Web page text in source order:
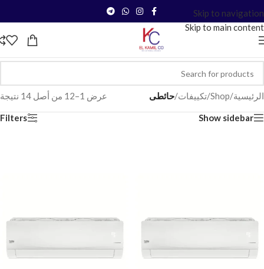
Skip to navigation
Skip to main content
الرئيسية/
Shop
/تكييفات/حائطى عرض 1–12 من أصل 14 نتيجة
Show sidebar
Filters